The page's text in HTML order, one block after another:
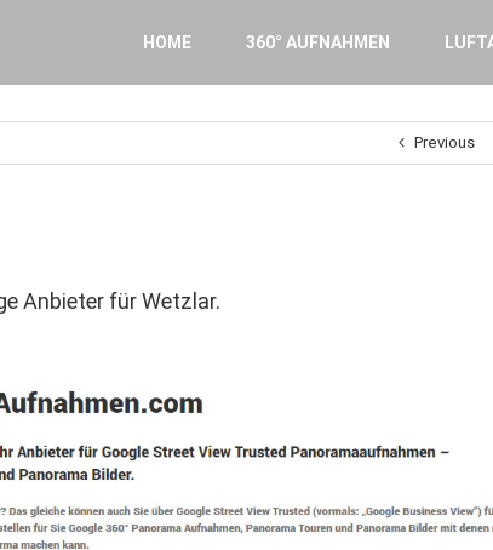
HOME 360° AUFNAHMEN
Previous
Anbieter für Wetzlar.